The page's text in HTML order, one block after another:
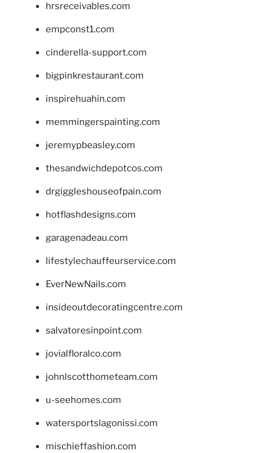
hrsreceivables.com
empconst1.com
cinderella-support.com
bigpinkrestaurant.com
inspirehuahin.com
memmingerspainting.com
jeremypbeasley.com
thesandwichdepotcos.com
drgiggleshouseofpain.com
hotflashdesigns.com
garagenadeau.com
lifestylechauffeurservice.com
EverNewNails.com
insideoutdecoratingcentre.com
salvatoresinpoint.com
jovialfloralco.com
johnlscotthometeam.com
u-seehomes.com
watersportslagonissi.com
mischieffashion.com